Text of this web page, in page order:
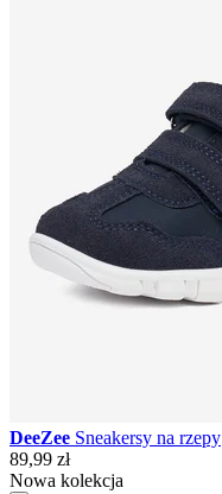
DeeZee Sneakersy na rzepy
89,99 zł
Nowa kolekcja